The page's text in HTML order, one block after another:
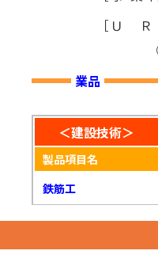
［ Ｕ
業品
＜建設技術＞
製品項目名
鉄筋工